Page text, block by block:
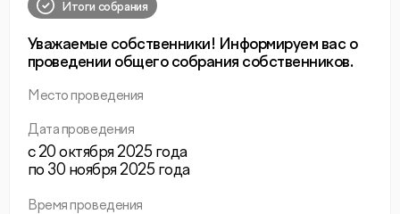
Итоги собрания
Уважаемые собственники! Информируем вас о
проведении общего собрания собственников.
Место проведения
Дата проведения
с 20 октября 2025 года
по 30 ноября 2025 года
Время проведения